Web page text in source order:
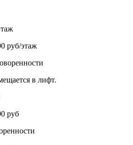
руб/этаж
в лифт.
руб